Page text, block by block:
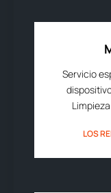
Servicio
LOS